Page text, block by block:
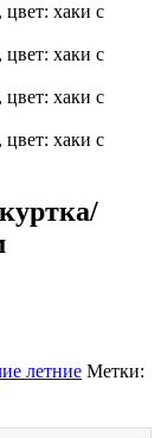
летние Метки: